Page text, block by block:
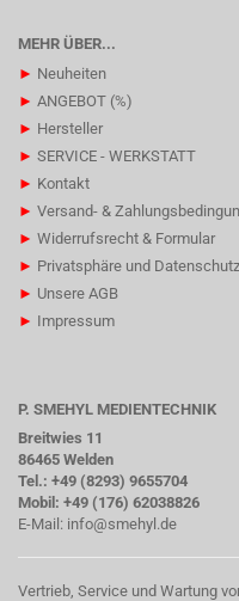
MEHR ÜBER...
► Neuheiten
► ANGEBOT (%)
► Hersteller
► SERVICE - WERKSTATT
► Kontakt
► Versand- &
► Widerrufsrecht & Formular
► Privatsphäre und Datenschutz
► Unsere AGB
► Impressum
P. SMEHYL MEDIENTECHNIK
Breitwies 11
86465 Welden
Tel.: +49 (8293) 9655704
Mobil: +49 (176) 62038826
E-Mail: info@smehyl.de
Vertrieb, Service und Wartung